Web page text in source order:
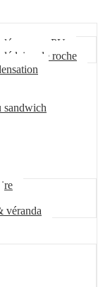
mousse PU
laine de roche
sandwich
véranda